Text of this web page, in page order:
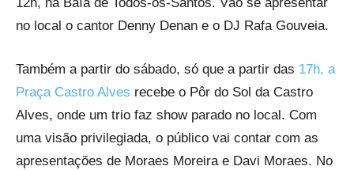
no local o cantor Denny Denan e o DJ Rafa Gouveia.
Também a partir do sábado, só que a partir das 17h, a
Praça Castro Alves recebe o Pôr do Sol da Castro
Alves, onde um trio faz show parado no local. Com
uma visão privilegiada, o público vai contar com as
apresentações de Moraes Moreira e Davi Moraes. No